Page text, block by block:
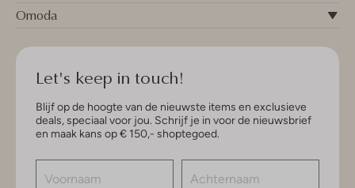
Omoda
Let's keep in touch!
Blijf op de hoogte van de nieuwste items en exclusieve
deals, speciaal voor jou. Schrijf je in voor de nieuwsbrief
en maak kans op € 150,- shoptegoed.